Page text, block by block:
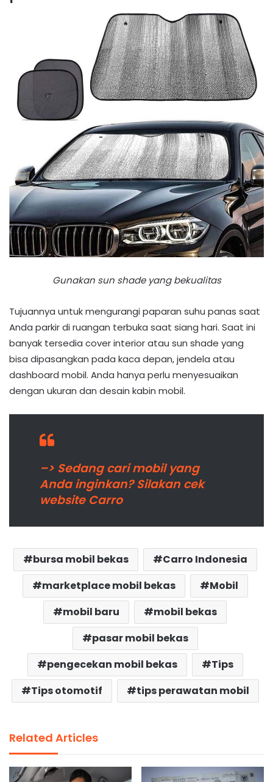
Gunakan sun shade yang bekualitas
Tujuannya untuk mengurangi paparan suhu panas saat
Anda parkir di ruangan terbuka saat siang hari. Saat ini
banyak tersedia cover interior atau sun shade yang
bisa dipasangkan pada kaca depan, jendela atau
dashboard mobil. Anda hanya perlu menyesuaikan
dengan ukuran dan desain kabin mobil.
–> Sedang cari mobil yang
Anda inginkan? Silakan cek
website Carro
bursa mobil bekas
Carro Indonesia
marketplace mobil bekas
Mobil
mobil baru
mobil bekas
pasar mobil bekas
pengecekan mobil bekas
Tips
Tips otomotif
tips perawatan mobil
Related Articles